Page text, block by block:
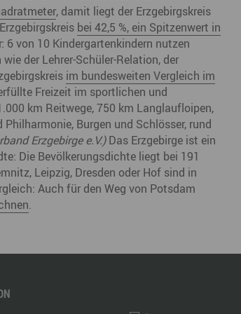
, damit liegt der Erzgebirgskreis
bei 42,5 %, ein Spitzenwert in
6 von 10 Kindergartenkindern nutzen
der Lehrer-Schüler-Relation, der
im bundesweiten Vergleich im
Freizeit im sportlichen und
km Reitwege, 750 km Langlaufloipen,
Burgen und Schlösser, rund
Erzgebirge e.V.)Das Erzgebirge ist ein
Die Bevölkerungsdichte liegt bei 191
Leipzig, Dresden oder Hof sind in
Auch für den Weg von Potsdam
.